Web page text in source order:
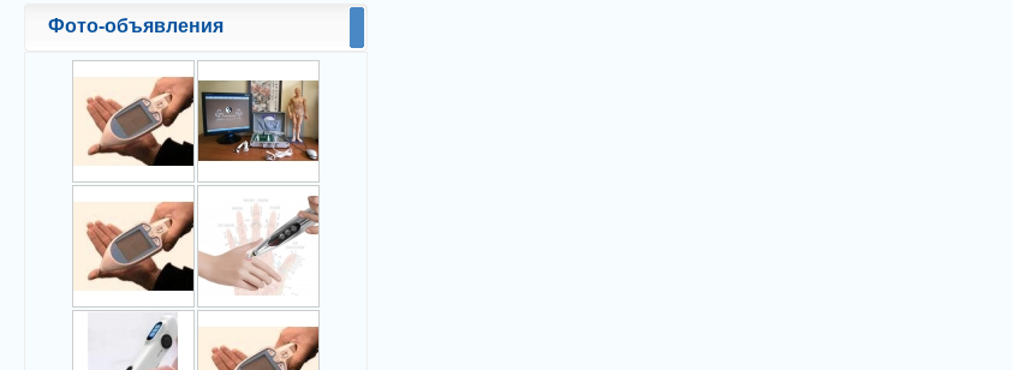
Фото-объявления